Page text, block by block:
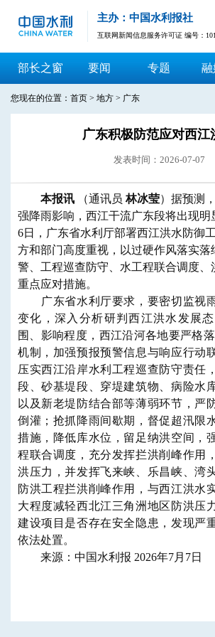
主办：中国水利报社
互联网新闻信息服务许可证 编号：
部长之窗 要闻 专题 融
您现在的位置： 首页 > 地方 > 广东
广东积极防范应对西江
发表时间：2026-07-07
本报讯 （通讯员林冰莹）据预测
强降雨影响，西江干流广东段将出现明
6日，广东省水利厅部署西江洪水防御
方和部门高度重视，以过硬作风落实落
警、工程巡查防守、水工程联合调度、
重点应对措施。
广东省水利厅要求，要密切监视
变化，深入分析研判西江洪水发展
围、影响程度，西江沿河各地要严格
机制，加强预报预警信息与响应行动
压实西江沿岸水利工程巡查防守责任
段、砂基堤段、穿堤建筑物、病险水
以及新老堤防结合部等薄弱环节，严
倒灌；抢抓降雨间歇期，督促超汛限
措施，降低库水位，留足纳洪空间，
程联合调度，充分发挥拦洪削峰作用
洪压力，并发挥飞来峡、乐昌峡、湾
防洪工程拦洪削峰作用，与西江洪水
大程度减轻西北江三角洲地区防洪压
建设项目是否存在安全隐患，发现严
依法处置。
来源：中国水利报 2026年7月7日